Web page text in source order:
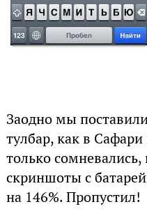
Заодно мы
тулбар, как в
только
скриншоты с
на 146%. Пропустил!